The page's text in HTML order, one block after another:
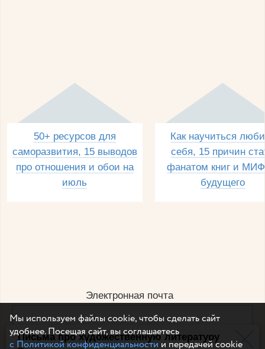
Письма про художественную литературу
50+ ресурсов для
саморазвития, 15 выводов
про отношения и обои на
июль
Как научиться
себя, 15 причин
фанатом книг и
будущего
Электронная почта
Например, dulsineya@gmail.com
Мы используем файлы cookie, чтобы сделать сайт
удобнее. Посещая сайт, вы соглашаетесь
с Политикой конфиденциальностии передачей cookie